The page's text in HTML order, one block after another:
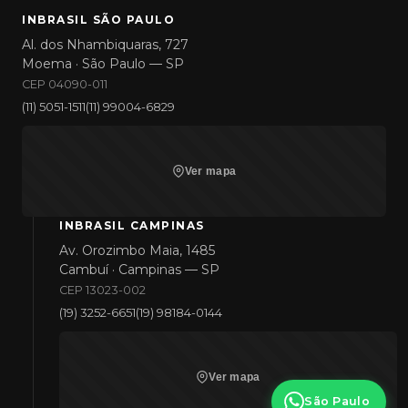
INBRASIL SÃO PAULO
Al. dos Nhambiquaras, 727
Moema · São Paulo — SP
CEP 04090-011
(11) 5051-1511(11) 99004-6829
Ver mapa
INBRASIL CAMPINAS
Av. Orozimbo Maia, 1485
Cambuí · Campinas — SP
CEP 13023-002
(19) 3252-6651(19) 98184-0144
Ver mapa
São Paulo